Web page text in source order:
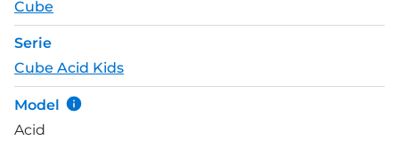
afneem- en vervangbaar. Deze versie is uitgerust
met goed moduleerbare v-brakes. Brede 2.1 inch
banden maken de controle op smalle zandpaden
uitstekend. Kortom, dit is van voor tot achter een
échte mountainbike, maar dan een maatje kleiner.
Cube
Serie
Cube Acid Kids
Model
Acid